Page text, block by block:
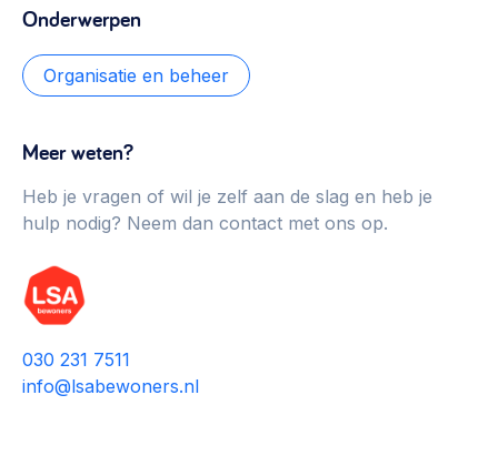
Werken aan de wijk, ABCD, WijkWijzer >
Weerbare gemeenschappen
Voorbereiden op crisis, noodsteunpunten,
Energiecollectieven, buurt vergroenen, SDG >
Uitdaagrecht, gemeenschapsfondsen, lokale democratie >
Samenwerken en lokale politiek
Lobbyen, invloed uitoefenen, maatschappelijke impact >
Onderwerpen
Organisatie en beheer
Meer weten?
Heb je vragen of wil je zelf aan de slag en heb je
hulp nodig? Neem dan contact met ons op.
030 231 7511
info@lsabewoners.nl